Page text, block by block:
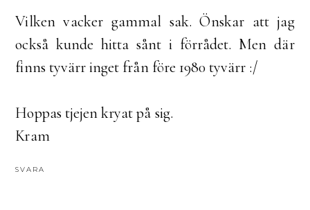
Vilken vacker gammal sak. Önskar att jag
också kunde hitta sånt i förrådet. Men där
finns tyvärr inget från före 1980 tyvärr :/
Hoppas tjejen kryat på sig.
Kram
SVARA